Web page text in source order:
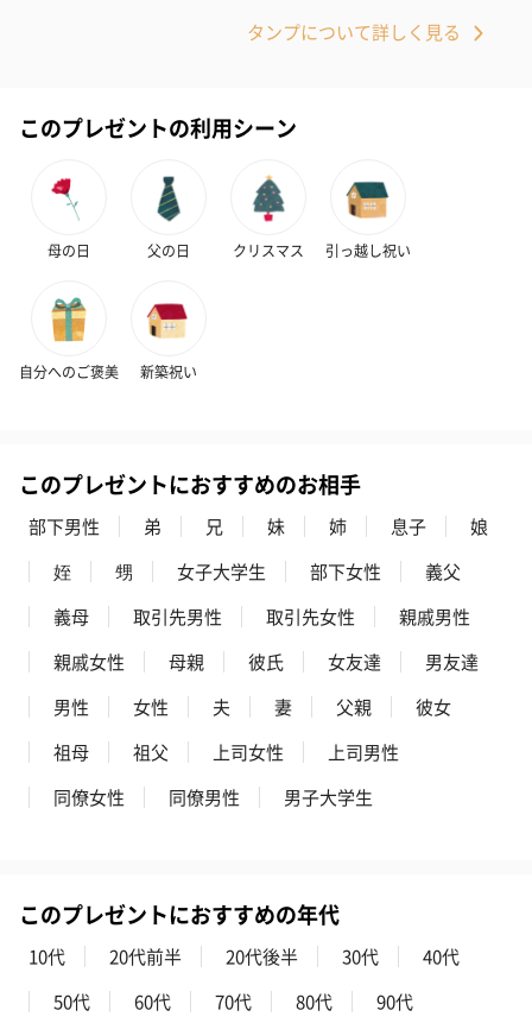
（2,580円）
（2,580円）
ぬいぐるみ
愛らしいぬいぐるみを同梱してお届けします。
フラワーテディベア
（2,390円）
テディベア（バニラ）
（1,760円）
ル）（1,760円
紅茶・コーヒー・スイーツ
紅茶・コーヒー・スイーツを同梱してお届けいたします。ギフト
への＋αにおすすめです。
BIRTHDAY TO YOU）
（660円）
（660円）
円）
タンプについて詳しく見る
このプレゼントの利用シーン
母の日 父の日 クリスマス 引っ越し祝い
自分へのご褒美 新築祝い
このプレゼントにおすすめのお相手
部下男性 弟 兄 妹 姉 息子
娘
姪
甥 女子大学生 部下女性
義父
義母
取引先男性 取引先女性
親戚男性
親戚女性
母親 彼氏 女友達
男友達
男性
女性 夫 妻 父親
彼女
祖母
祖父 上司女性
上司男性
同僚女性
同僚男性 男子大学生
このプレゼントにおすすめの年代
10代 20代前半 20代後半 30代
40代
50代
60代 70代 80代 90代